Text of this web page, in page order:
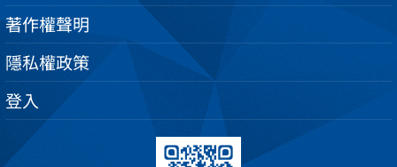
著作權聲明
隱私權政策
登入